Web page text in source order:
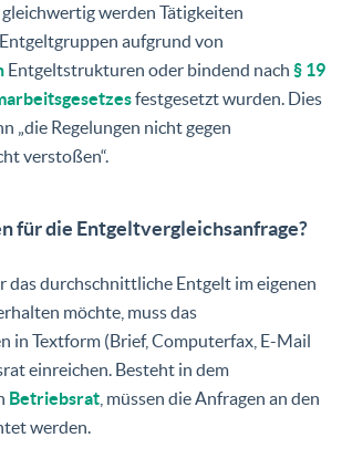
werden Tätigkeiten
aufgrund von
Entgeltstrukturen oder bindend nach § 19
festgesetzt wurden. Dies
„die Regelungen nicht gegen
verstoßen“.
für die Entgeltvergleichsanfrage?
das durchschnittliche Entgelt im eigenen
möchte, muss das
in Textform (Brief, Computerfax, E-Mail
einreichen. Besteht in dem
Betriebsrat , müssen die Anfragen an den
werden.